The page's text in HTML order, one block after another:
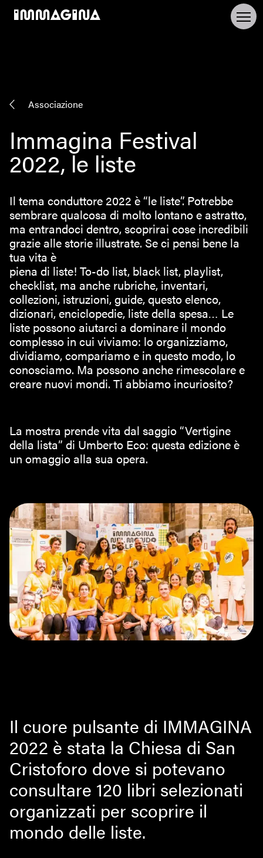
Associazione
Immagina Festival
2022, le liste
Il tema conduttore 2022 è “le liste”. Potrebbe
sembrare qualcosa di molto lontano e astratto,
ma entrandoci dentro, scoprirai cose incredibili
grazie alle storie illustrate. Se ci pensi bene la
tua vita è
piena di liste! To-do list, black list, playlist,
checklist, ma anche rubriche, inventari,
collezioni, istruzioni, guide, questo elenco,
dizionari, enciclopedie, liste della spesa… Le
liste possono aiutarci a dominare il mondo
complesso in cui viviamo: lo organizziamo,
dividiamo, compariamo e in questo modo, lo
conosciamo. Ma possono anche rimescolare e
creare nuovi mondi. Ti abbiamo incuriosito?
La mostra prende vita dal saggio “Vertigine
della lista” di Umberto Eco: questa edizione è
un omaggio alla sua opera.
Il cuore pulsante di IMMAGINA
2022 è stata la Chiesa di San
Cristoforo dove si potevano
consultare 120 libri selezionati
organizzati per scoprire il
mondo delle liste.